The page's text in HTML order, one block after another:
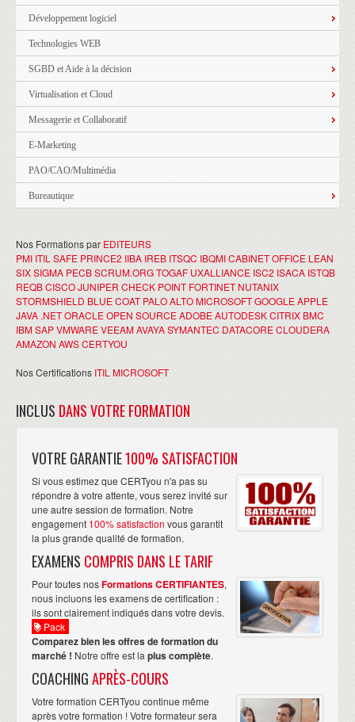
Développement logiciel
Technologies WEB
SGBD et Aide à la décision
Virtualisation et Cloud
Messagerie et Collaboratif
E-Marketing
PAO/CAO/Multimédia
Bureautique
Nos Formations par EDITEURS
PMI ITIL SAFE PRINCE2 IIBA IREB ITSQC IBQMICABINET OFFICE LEAN
SIX SIGMA PECBSCRUM.ORGTOGAF UXALLIANCE ISC2 ISACA ISTQB
REQBCISCOJUNIPER CHECK POINT FORTINET NUTANIX
STORMSHIELD BLUE COAT PALO ALTOMICROSOFTGOOGLEAPPLE
JAVA .NETORACLEOPEN SOURCEADOBEAUTODESKCITRIX BMC
IBMSAPVMWAREVEEAMAVAYASYMANTEC DATACORECLOUDERA
AMAZON AWSCERTYOU
Nos Certifications ITIL MICROSOFT
INCLUS DANS VOTRE FORMATION
VOTRE GARANTIE100% SATISFACTION
Si vous estimez que CERTyou n'a pas su
répondre à votre attente, vous serez invité sur
une autre session de formation. Notre
engagement 100% satisfaction vous garantit
la plus grande qualité de formation.
EXAMENS COMPRIS DANS LE TARIF
Pour toutes nosFormations CERTIFIANTES,
nous incluons les examens de certification :
ils sont clairement indiqués dans votre devis.
Pack
Comparez bien les offres de formation du
marché ! Notre offre est la plus complète.
COACHINGAPRÈS-COURS
Votre formation CERTyou continue même
après votre formation ! Votre formateur sera